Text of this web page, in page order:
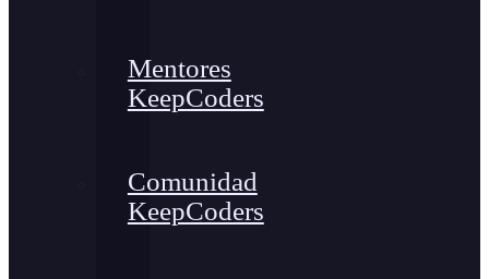
Mentores
KeepCoders
Comunidad
KeepCoders